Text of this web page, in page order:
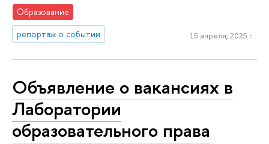
Образование
репортаж о событии
15 апреля, 2025 г.
Объявление о вакансиях в
Лаборатории
образовательного права